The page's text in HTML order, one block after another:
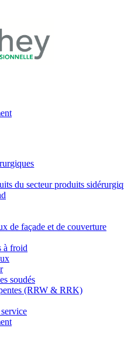
du secteur produits
de façade et de couverture
à froid
soudés
(RRW & RRK)